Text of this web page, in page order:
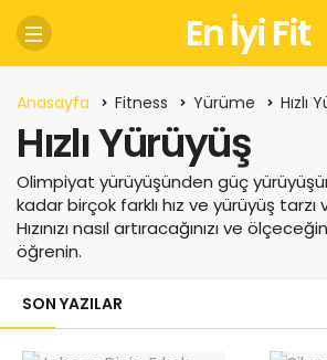
En İyi Fit
Anasayfa Fitness Yürüme Hızlı
Hızlı Yürüyüş
Olimpiyat yürüyüşünden güç
kadar birçok farklı hız ve yürüyüş tarzı
Hızınızı nasıl artıracağınızı ve
öğrenin.
SON YAZILAR